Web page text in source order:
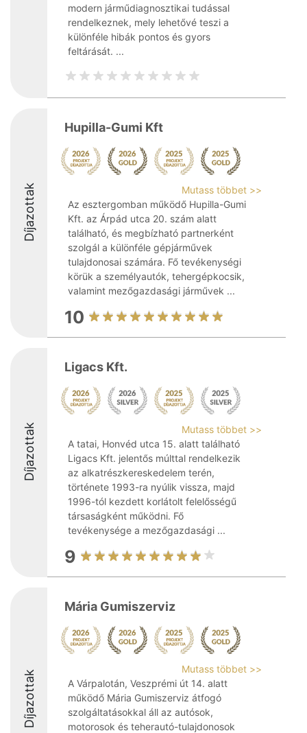
modern járműdiagnosztikai tudással
rendelkeznek, mely lehetővé teszi a
különféle hibák pontos és gyors
feltárását. ...
Díjazottak
Hupilla-Gumi Kft
Mutass többet >>
Az esztergomban működő Hupilla-Gumi
Kft. az Árpád utca 20. szám alatt
található, és megbízható partnerként
szolgál a különféle gépjárművek
tulajdonosai számára. Fő tevékenységi
körük a személyautók, tehergépkocsik,
valamint mezőgazdasági járművek ...
10
Díjazottak
Ligacs Kft.
Mutass többet >>
A tatai, Honvéd utca 15. alatt található
Ligacs Kft. jelentős múlttal rendelkezik
az alkatrészkereskedelem terén,
története 1993-ra nyúlik vissza, majd
1996-tól kezdett korlátolt felelősségű
társaságként működni. Fő
tevékenysége a mezőgazdasági ...
9
Díjazottak
Mária Gumiszerviz
Mutass többet >>
A Várpalotán, Veszprémi út 14. alatt
működő Mária Gumiszerviz átfogó
szolgáltatásokkal áll az autósok,
motorosok és teherautó-tulajdonosok